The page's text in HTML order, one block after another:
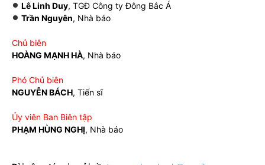
Lê Linh Duy, TGĐ Công ty Đông Bắc Á
Trần Nguyên, Nhà báo
Chủ biên
HOÀNG MẠNH HÀ, Nhà báo
Phó Chủ biên
NGUYỄN BÁCH, Tiến sĩ
Ủy viên Ban Biên tập
PHẠM HÙNG NGHỊ, Nhà báo